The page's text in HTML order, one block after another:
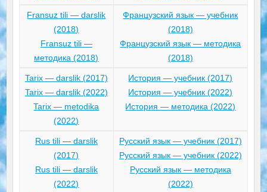
Fransuz tili — darslik
(2018)
Fransuz tili —
методика (2018)
Французский язык — учебник
(2018)
Французский язык — методика
(2018)
Tarix — darslik (2017)
Tarix — darslik (2022)
Tarix — metodika
(2022)
История — учебник (2017)
История — учебник (2022)
История — методика (2022)
Rus tili — darslik
(2017)
Rus tili — darslik
(2022)
Русский язык — учебник (2017)
Русский язык — учебник (2022)
Русский язык — методика
(2022)